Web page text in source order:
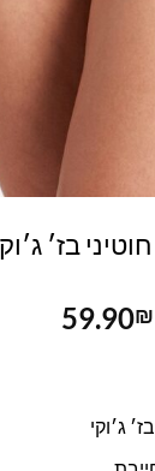
בז׳
59.90₪
ג׳וקי